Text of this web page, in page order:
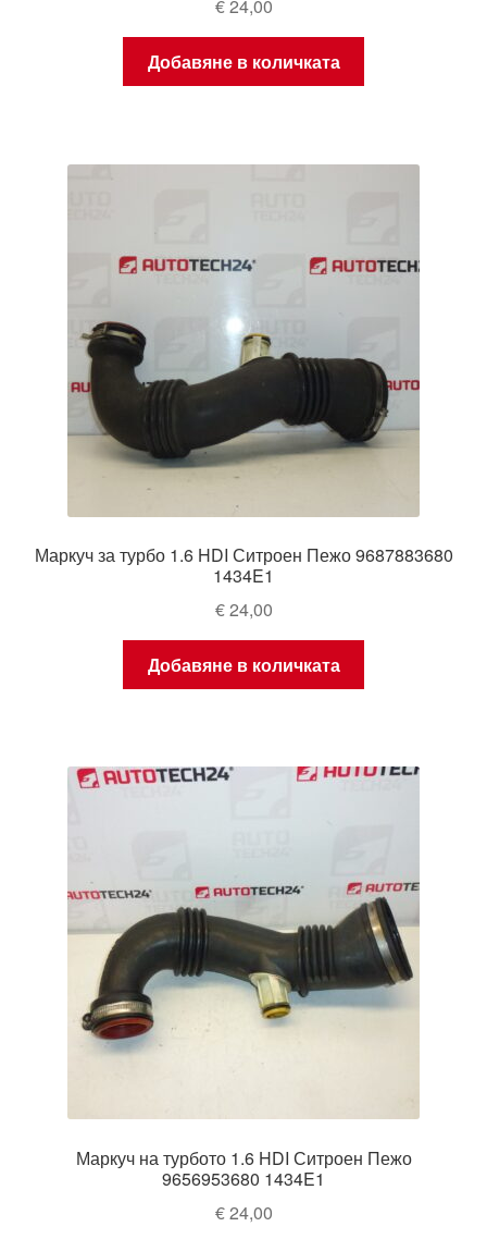
€24,00
Добавяне в количката
Маркуч за турбо 1.6 HDI Ситроен Пежо 9687883680
1434E1
€24,00
Добавяне в количката
Маркуч на турбото 1.6 HDI Ситроен Пежо
9656953680 1434E1
€24,00